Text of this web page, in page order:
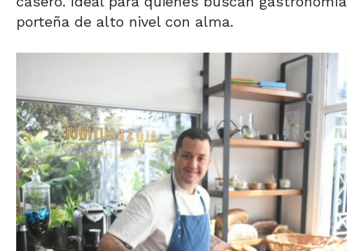
porteña de alto nivel con alma.